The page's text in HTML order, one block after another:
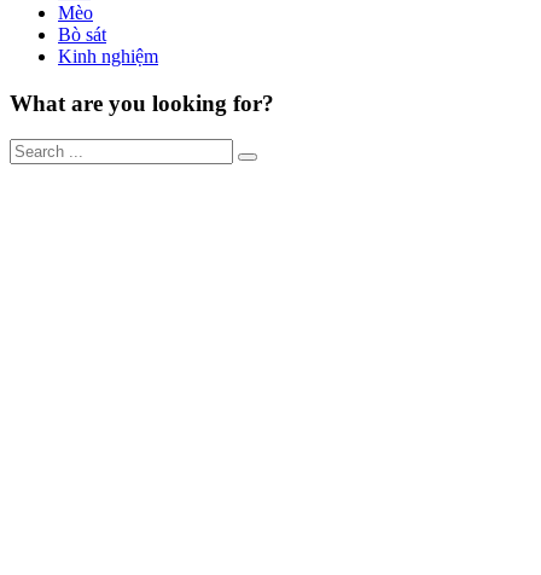
Mèo
Bò sát
Kinh nghiệm
What are you looking for?